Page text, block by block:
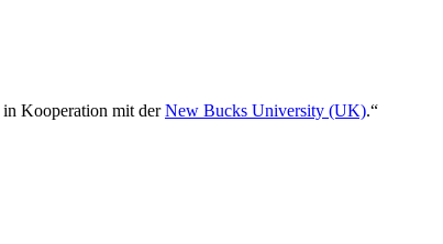
in Kooperation mit derNew Bucks University (UK).“